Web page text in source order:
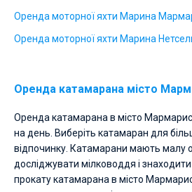
Оренда моторної яхти Марина
Оренда моторної яхти Марина
Оренда катамарана місто
Оренда катамарана в місто
на день. Виберіть катамаран для
відпочинку. Катамарани мають малу
досліджувати мілководдя і
прокату катамарана в місто